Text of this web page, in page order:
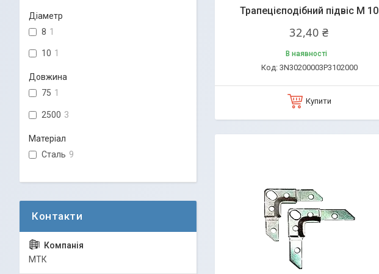
Трапецієподібний підвіс М 10
32,40 ₴
В наявності
3N30200003P3102000
Купити
Діаметр
8 1
10 1
Довжина
75 1
2500 3
Матеріал
Сталь 9
МТК